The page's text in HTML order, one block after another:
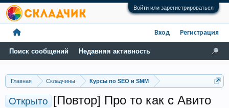
Войти или зарегистрироваться
Главная Складчины Курсы по SEO и SMM
Открыто [Повтор] Про то как с Авито
Поиск сообщений Недавняя активность
Вход Регистрация